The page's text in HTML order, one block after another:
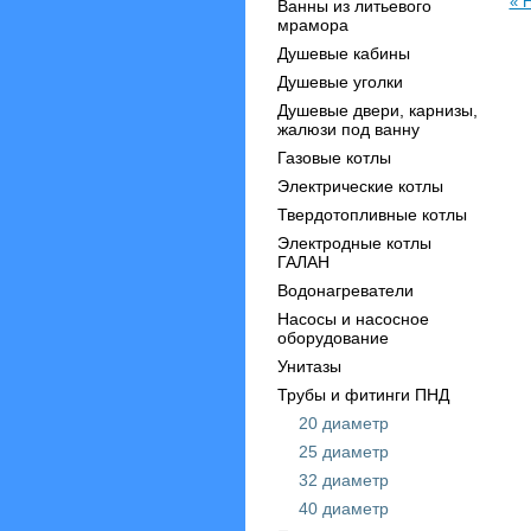
Ванны из литьевого
мрамора
Душевые кабины
Душевые уголки
Душевые двери, карнизы,
жалюзи под ванну
Газовые котлы
Электрические котлы
Твердотопливные котлы
Электродные котлы
ГАЛАН
Водонагреватели
Насосы и насосное
оборудование
Унитазы
Трубы и фитинги ПНД
20 диаметр
25 диаметр
32 диаметр
40 диаметр